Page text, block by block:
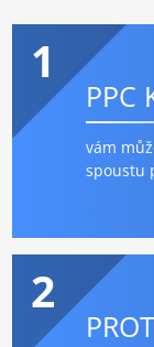
1
PPC
vám
spoustu
2